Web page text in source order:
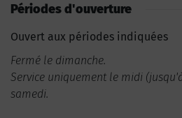
Périodes d'ouverture
Ouvert aux périodes indiquées
Fermé le dimanche.
Service uniquement le midi
samedi.